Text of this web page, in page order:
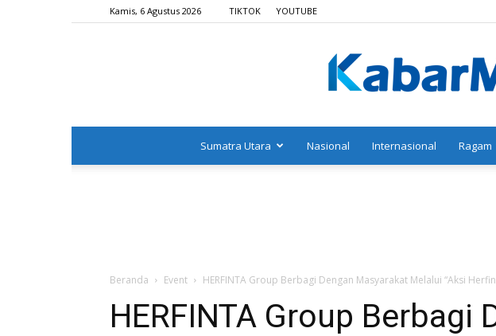
Kamis, 6 Agustus 2026 TIKTOK YOUTUBE
Sumatra Utara Nasional Internasional Ragam
Beranda Event HERFINTA Group Berbagi Dengan Masyarakat Melalui “Aksi
HERFINTA Group Berbagi